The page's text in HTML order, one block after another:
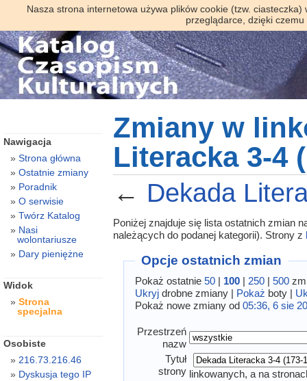
Nasza strona internetowa używa plików cookie (tzw.
przeglądarce, dzięki
Zmiany w
Literacka 3-4
← Dekada
Poniżej znajduje się lista ostatnich zmian
należących do podanej kategorii). Strony z
Opcje ostatnich zmian
Pokaż ostatnie 50| 100| 250| 500
Ukryjdrobne zmiany | Pokaż boty |
Pokaż nowe zmiany od 05:36, 6 sie
Przestrzeń
nazw
Tytuł
strony linkowanych, a na
Nawigacja
Strona główna
Ostatnie zmiany
Poradnik
O serwisie
Twórz Katalog
Nasi
wolontariusze
Dary pieniężne
Widok
Strona
specjalna
Osobiste
216.73.216.46
Dyskusja tego IP